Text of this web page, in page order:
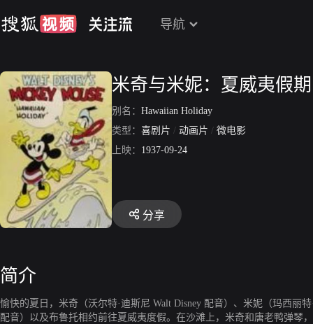
导航
米奇与米妮：夏威夷假期
别名： Hawaiian Holiday
类型： 喜剧片 / 动画片 / 微电影
上映： 1937-09-24
分享
简介
愉快的夏日，米奇（沃尔特·迪斯尼 Walt Disney 配音）、米妮（玛西丽
配音）以及布鲁托相约前往夏威夷度假。在沙滩上，米奇和唐老鸭弹琴